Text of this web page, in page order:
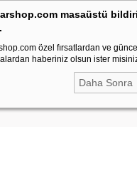
masaüstü
özel fırsatlardan ve güncel
haberiniz olsun ister
Daha Sonra
FENER DAĞCILIK